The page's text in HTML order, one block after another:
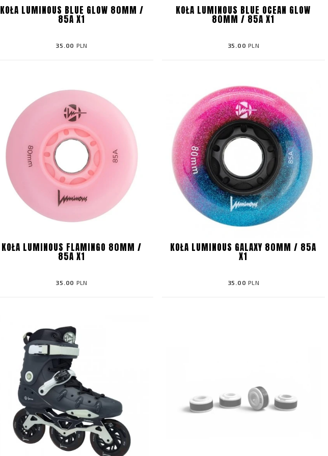
KOŁA LUMINOUS BLUE GLOW 80MM /
85A X1
35.00 PLN
KOŁA LUMINOUS BLUE OCEAN GLOW
80MM / 85A X1
35.00 PLN
KOŁA LUMINOUS FLAMINGO 80MM /
85A X1
35.00 PLN
KOŁA LUMINOUS GALAXY 80MM / 85A
X1
35.00 PLN